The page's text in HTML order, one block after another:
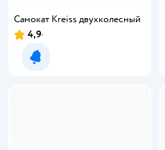
Самокат Kreiss двухколесный
4,9
Уведомить о появлении